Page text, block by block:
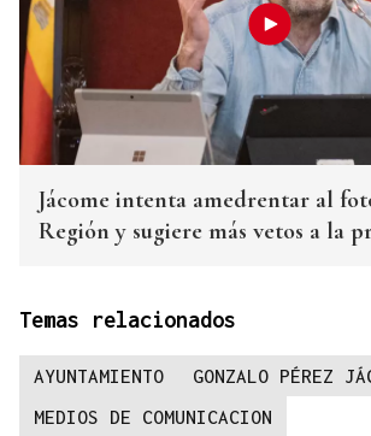
Jácome intenta amedrentar al
Región y sugiere más vetos a la
Temas relacionados
AYUNTAMIENTO
GONZALO PÉREZ
MEDIOS DE COMUNICACION